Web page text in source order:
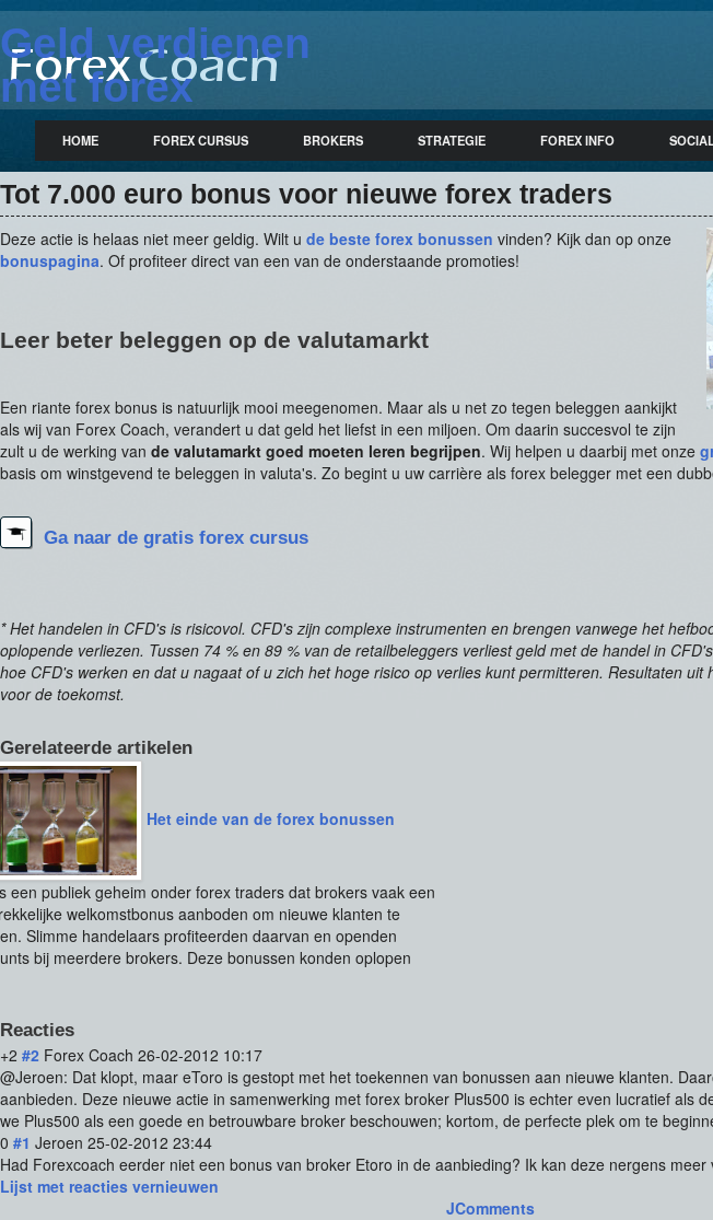
Geld verdienen
met forex
trading (forex
artikelen, forex
broker reviews,
forex strategie)
HOME FOREX CURSUS BROKERS STRATEGIE FOREX INFO
Tot 7.000 euro bonus voor nieuwe forex traders
Deze actie is helaas niet meer geldig. Wilt u de beste forex bonussen vinden? Kijk dan op onze
bonuspagina. Of profiteer direct van een van de onderstaande promoties!
Leer beter beleggen op de valutamarkt
Een riante forex bonus is natuurlijk mooi meegenomen. Maar als u net zo tegen beleggen aankijkt
als wij van Forex Coach, verandert u dat geld het liefst in een miljoen. Om daarin succesvol te zijn
zult u de werking van de valutamarkt goed moeten leren begrijpen. Wij helpen u daarbij met onze
basis om winstgevend te beleggen in valuta's. Zo begint u uw carrière als forex belegger met een
Ga naar de gratis forex cursus
* Het handelen in CFD's is risicovol. CFD's zijn complexe instrumenten en brengen vanwege het
oplopende verliezen. Tussen 74 % en 89 % van de retailbeleggers verliest geld met de handel in
hoe CFD's werken en dat u nagaat of u zich het hoge risico op verlies kunt permitteren. Resultaten
voor de toekomst.
Gerelateerde artikelen
Het einde van de forex bonussen
een publiek geheim onder forex traders dat brokers vaak een
welkomstbonus aanboden om nieuwe klanten te
Slimme handelaars profiteerden daarvan en openden
bij meerdere brokers. Deze bonussen konden oplopen
Reacties
+2 #2 Forex Coach 26-02-2012 10:17
@Jeroen: Dat klopt, maar eToro is gestopt met het toekennen van bonussen aan nieuwe klanten.
aanbieden. Deze nieuwe actie in samenwerking met forex broker Plus500 is echter even lucratief als
we Plus500 als een goede en betrouwbare broker beschouwen; kortom, de perfecte plek om te
0 #1 Jeroen 25-02-2012 23:44
Had Forexcoach eerder niet een bonus van broker Etoro in de aanbieding? Ik kan deze nergens meer
Lijst met reacties vernieuwen
JComments